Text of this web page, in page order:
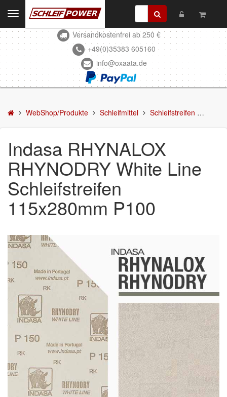
Kontakt
WebShop/Produkte
Schleifmittel
Schleifscheiben
DELTA-Schleifscheiben
Schleifstreifen
Schleifmittel in Rollen
Schleifbogen
Schleifvlies
Schleif-Handpads
Zubehör/Hilfsmittel
Kleben & Beschichten
Abdecken
Spachteln
Lackieren
Polieren
Malerbedarf & Zubehör
Toggle
navigation Versandkostenfrei ab 250 €
+49(0)35383 605160
info@oxaata.de
WebShop/Produkte Schleifmittel Schleifstreifen
Indasa RHYNALOX
RHYNODRY White Line
Schleifstreifen
115x280mm P100